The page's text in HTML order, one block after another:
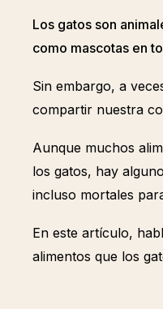
Los gatos son
como mascotas en
Sin embargo, a
compartir nuestra
Aunque muchos
los gatos, hay
incluso mortales
En este artículo,
alimentos que los